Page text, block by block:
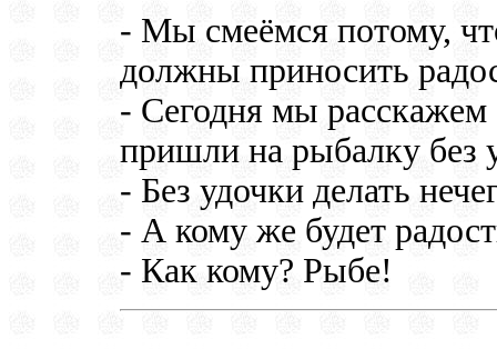
- Мы смеёмся потому,
должны приносить
- Сегодня мы расскажем
пришли на рыбалку без
- Без удочки делать
- А кому же будет
- Как кому? Рыбе!